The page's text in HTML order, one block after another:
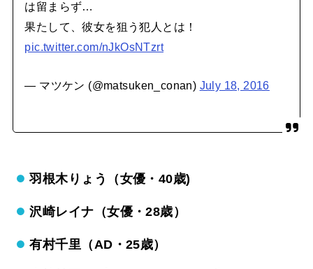
は留まらず…
果たして、彼女を狙う犯人とは！
pic.twitter.com/nJkOsNTzrt
— マツケン (@matsuken_conan) July 18, 2016
羽根木りょう（女優・40歳)
沢崎レイナ（女優・28歳）
有村千里（AD・25歳）